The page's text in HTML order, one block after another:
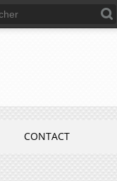
CONTACT